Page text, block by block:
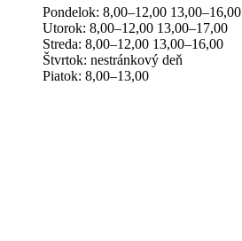
Pondelok: 8,00–12,00 13,00–16,00
Utorok: 8,00–12,00 13,00–17,00
Streda: 8,00–12,00 13,00–16,00
Štvrtok: nestránkový deň
Piatok: 8,00–13,00